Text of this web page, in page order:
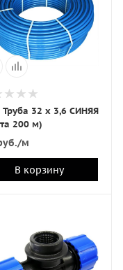
32 х 3,6 СИНЯЯ
200 м)
/м
В корзину